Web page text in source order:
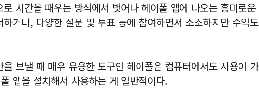
시간을 때우는 방식에서 벗어나 헤이폴 앱에 나오는 흥미로운
거나, 다양한 설문 및 투표 등에 참여하면서 소소하지만 수익도
보낼 때 매우 유용한 도구인 헤이폴은 컴퓨터에서도 사용이 가
앱을 설치해서 사용하는 게 일반적이다.